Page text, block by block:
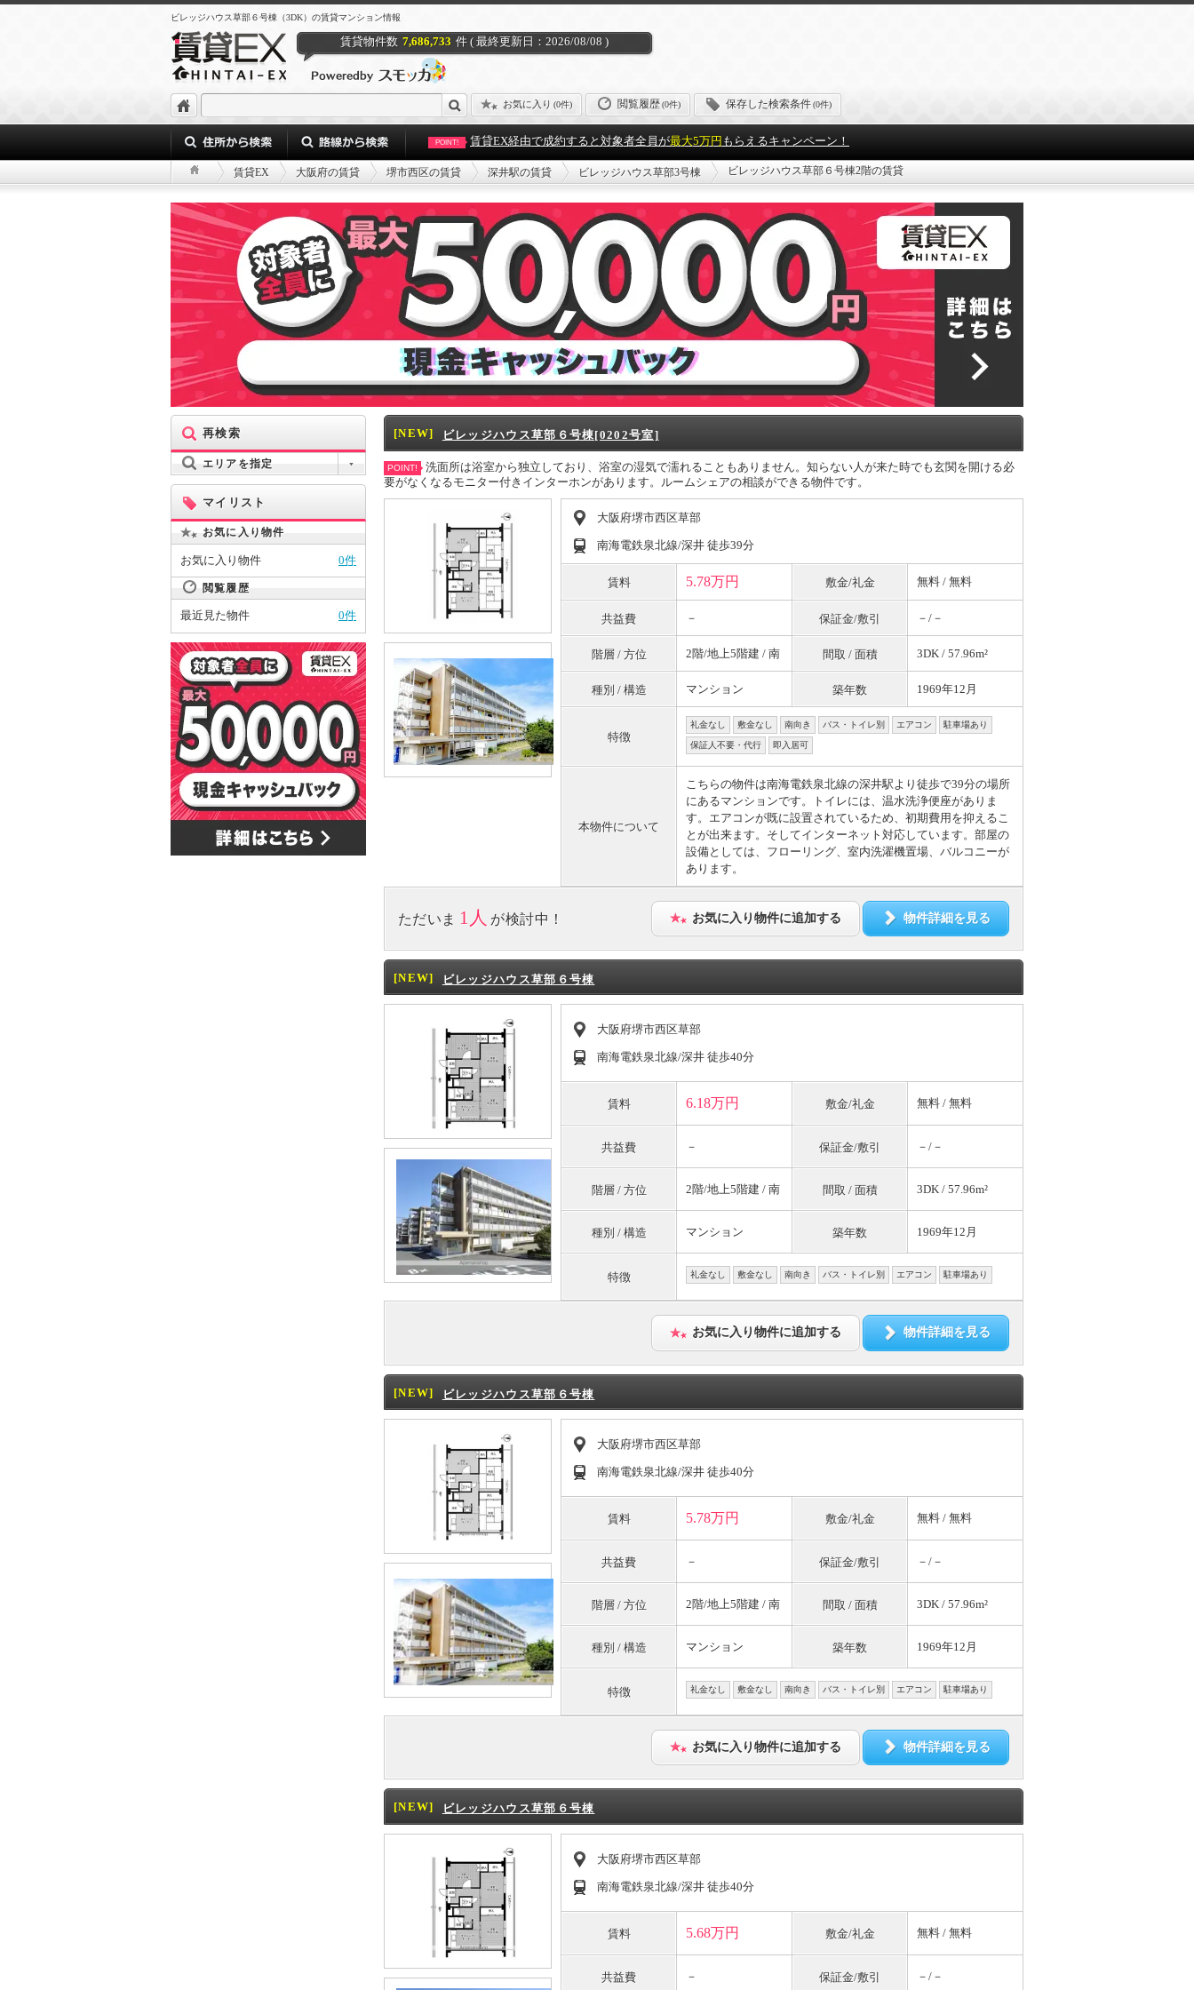
ビレッジハウス草部６号棟（3DK）の賃貸マンション情報
賃貸物件数 7,686,733 件 ( 最終更新日：2026/08/08 )
お気に入り (0件) 閲覧履歴(0件) 保存した検索条件(0件)
POINT! 賃貸EX経由で成約すると対象者全員が最大5万円 もらえるキャンペーン！
賃貸EX 大阪府の賃貸 堺市西区の賃貸 深井駅の賃貸 ビレッジハウス草部3号棟 ビレッジハウス草部６号棟2階の賃貸
再検索
エリアを指定
マイリスト
お気に入り物件
お気に入り物件 0件
閲覧履歴
最近見た物件 0件
[NEW] ビレッジハウス草部６号棟[0202号室]
POINT!
洗面所は浴室から独立しており、浴室の湿気で濡れることもありません。知らない人が来た時でも玄関を開ける必
要がなくなるモニター付きインターホンがあります。ルームシェアの相談ができる物件です。
大阪府堺市西区草部
南海電鉄泉北線/深井 徒歩39分
賃料 5.78万円 敷金/礼金 無料 / 無料
共益費 － 保証金/敷引 －/－
階層 / 方位 2階/地上5階建 / 南 間取 / 面積 3DK / 57.96m²
種別 / 構造 マンション 築年数 1969年12月
特徴
礼金なし 敷金なし 南向き バス・トイレ別 エアコン 駐車場あり
保証人不要・代行 即入居可
本物件について
こちらの物件は南海電鉄泉北線の深井駅より徒歩で39分の場所
にあるマンションです。トイレには、温水洗浄便座がありま
す。エアコンが既に設置されているため、初期費用を抑えるこ
とが出来ます。そしてインターネット対応しています。部屋の
設備としては、フローリング、室内洗濯機置場、バルコニーが
あります。
ただいま 1人 が検討中！ お気に入り物件に追加する 物件詳細を見る
[NEW] ビレッジハウス草部６号棟
大阪府堺市西区草部
南海電鉄泉北線/深井 徒歩40分
賃料 6.18万円 敷金/礼金 無料 / 無料
共益費 － 保証金/敷引 －/－
階層 / 方位 2階/地上5階建 / 南 間取 / 面積 3DK / 57.96m²
種別 / 構造 マンション 築年数 1969年12月
特徴 礼金なし 敷金なし 南向き バス・トイレ別 エアコン 駐車場あり
お気に入り物件に追加する 物件詳細を見る
[NEW] ビレッジハウス草部６号棟
大阪府堺市西区草部
南海電鉄泉北線/深井 徒歩40分
賃料 5.78万円 敷金/礼金 無料 / 無料
共益費 － 保証金/敷引 －/－
階層 / 方位 2階/地上5階建 / 南 間取 / 面積 3DK / 57.96m²
種別 / 構造 マンション 築年数 1969年12月
特徴 礼金なし 敷金なし 南向き バス・トイレ別 エアコン 駐車場あり
お気に入り物件に追加する 物件詳細を見る
[NEW] ビレッジハウス草部６号棟
大阪府堺市西区草部
南海電鉄泉北線/深井 徒歩40分
賃料 5.68万円 敷金/礼金 無料 / 無料
共益費 － 保証金/敷引 －/－